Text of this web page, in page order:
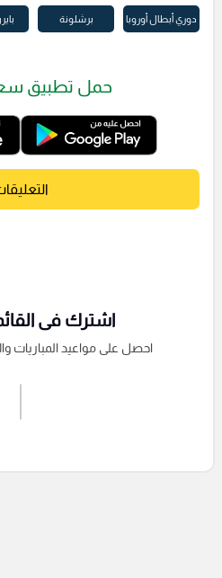
دوري أبطال أوروبا برشلونة
حمل تطبيق
اشترك فى
احصل على مواعيد المباريات